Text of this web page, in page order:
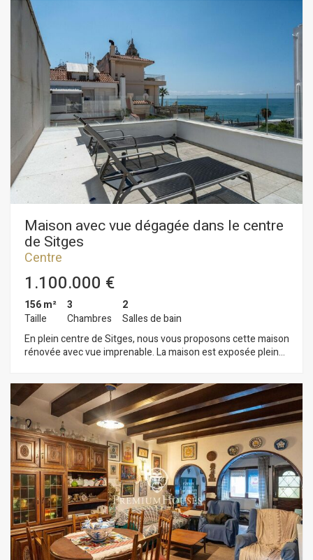
chaussée se trouve la pièce à vivre, composée d'un salon-
salle à manger et d'une cuisine séparée. Les deux pièces
s'ouvrent sur un grand patio. Des toilettes invités complètent
l'étage. Au premier étage se trouve l'espace nuit, composé de
trois chambres doubles, dont une avec salle de bain privative
avec accès à un balcon ainsi que les autres pièces. Toutes les
chambres disposent de placards intégrés. Une salle de bain
complète dessert les autres chambres. Au même étage, une
galerie abrite la buanderie. Ce logement est situé dans le
centre-ville de Sitges, un quartier caractérisé par la proximité
de tous les services et de la plage. Le centre-ville de Sitges
est animé toute l'année, vous permettant de profiter
pleinement des festivités de la ville.
Maison avec vue dégagée dans le centre
de Sitges
Centre
1.100.000 €
156 m²
Taille
3
Chambres
2
Salles de bain
En plein centre de Sitges, nous vous proposons cette maison
rénovée avec vue imprenable. La maison est exposée plein
commerce et une sortie sur un patio Au premier étage, nous
trouvons l'espace nuit composé d'une chambre double avec
accès à une terrasse et un balcon. Au même étage, nous
trouvons une salle de bain complète et une buanderie. Au
deuxième étage, nous trouvons la pièce à vivre composée
d'un salon-salle à manger et d'une cuisine ouverte. Les deux
pièces donnent accès à un balcon et à une terrasse. Au
troisième étage, nous trouvons un autre espace nuit
composé d'une chambre double avec accès à une terrasse et
un balcon. Au quatrième étage, nous trouvons une petite
salle de bain et un solarium avec vue imprenable sur la mer. La
propriété dispose d'une licence commerciale pour ouvrir un
commerce au rez-de-chaussée La maison est située dans le